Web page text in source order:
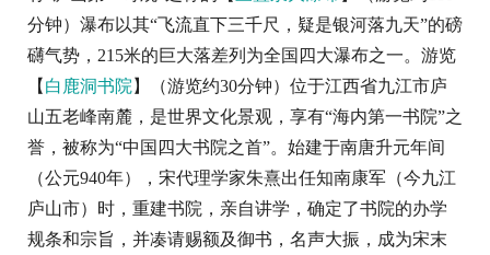
分钟）瀑布以其“飞流直下三千尺，疑是银河落九天”的磅
礴气势，215米的巨大落差列为全国四大瀑布之一。游览
【 白鹿洞书院 】（游览约30分钟）位于江西省九江市庐
山五老峰南麓，是世界文化景观，享有“海内第一书院”之
誉，被称为“中国四大书院之首”。始建于南唐升元年间
（公元940年），宋代理学家朱熹出任知南康军（今九江
庐山市）时，重建书院，亲自讲学，确定了书院的办学
规条和宗旨，并凑请赐额及御书，名声大振，成为宋末